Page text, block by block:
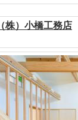
（株）小橋工務店